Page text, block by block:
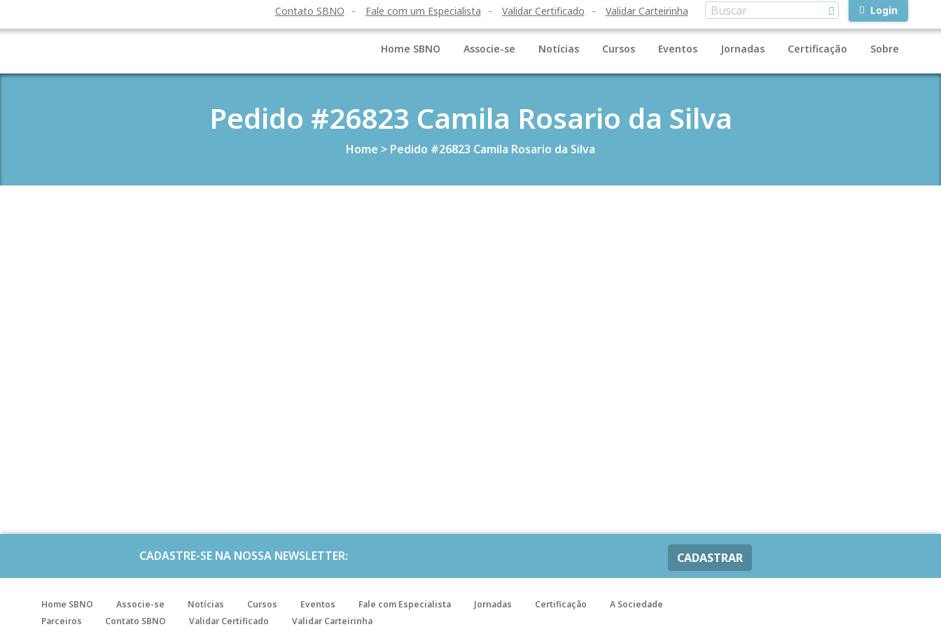
Contato SBNO Fale com um Especialista Validar Certificado Validar Carteirinha Login
Home SBNO Associe-se Notícias Cursos Eventos Jornadas Certificação Sobre
Pedido #26823 Camila Rosario da Silva
Home > Pedido #26823 Camila Rosario da Silva
CADASTRE-SE NA NOSSA NEWSLETTER: CADASTRAR
Home SBNO Associe-se Notícias Cursos Eventos Fale com Especialista Jornadas Certificação
A Sociedade
Parceiros
Contato SBNO Validar Certificado Validar Carteirinha